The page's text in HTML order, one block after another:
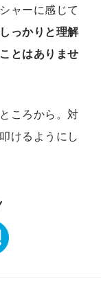
ャーに感じて
っかりと理解
とはありませ
ころから。対
けるようにし